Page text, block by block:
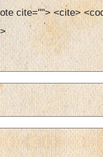
cite=""> <cite>